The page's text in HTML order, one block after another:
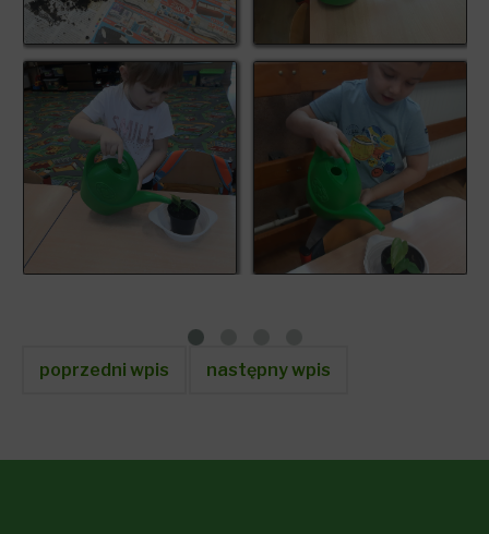
poprzedni wpis następny wpis